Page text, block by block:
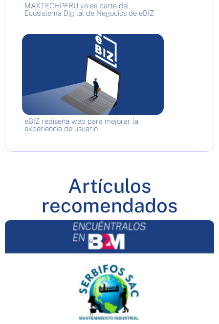
MAXTECHPERU ya es parte del
Ecosistema Digital de Negocios de eBIZ
eBIZ rediseña web para mejorar la
experiencia de usuario
Artículos
recomendados